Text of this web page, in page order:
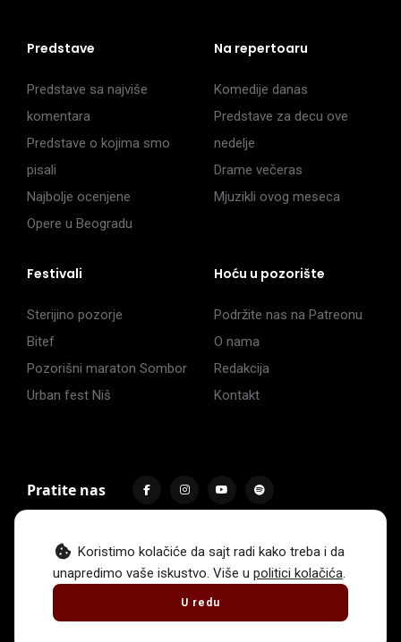
Koristimo kolačiće da sajt radi kako treba i da
unapredimo vaše iskustvo. Više u politici kolačića.
U redu
Predstave
Predstave sa najviše
komentara
Predstave o kojima smo
pisali
Najbolje ocenjene
Opere u Beogradu
Na repertoaru
Komedije danas
Predstave za decu ove
nedelje
Drame večeras
Mjuzikli ovog meseca
Festivali
Sterijino pozorje
Bitef
Pozorišni maraton Sombor
Urban fest Niš
Hoću u pozorište
Podržite nas na Patreonu
O nama
Redakcija
Kontakt
Pratite nas
Impressum Politika privatnosti
Uslovi korišćenja
. Sva prava zadržava Hoću u pozorište.